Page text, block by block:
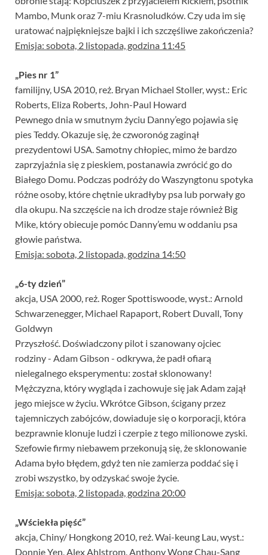
Mambo, Munk oraz 7-miu Krasnoludków. Czy uda im się
uratować najpiękniejsze bajki i ich szczęśliwe zakończenia?
Emisja: sobota, 2 listopada, godzina 11:45
„Pies nr 1”
familijny, USA 2010, reż. Bryan Michael Stoller, wyst.: Eric
Roberts, Eliza Roberts, John-Paul Howard
Pewnego dnia w smutnym życiu Danny’ego pojawia się
pies Teddy. Okazuje się, że czworonóg zaginął
prezydentowi USA. Samotny chłopiec, mimo że bardzo
zaprzyjaźnia się z pieskiem, postanawia zwrócić go do
Białego Domu. Podczas podróży do Waszyngtonu spotyka
różne osoby, które chętnie ukradłyby psa lub porwały go
dla okupu. Na szczęście na ich drodze staje również Big
Mike, który obiecuje pomóc Danny’emu w oddaniu psa
głowie państwa.
Emisja: sobota, 2 listopada, godzina 14:50
„6-ty dzień”
akcja, USA 2000, reż. Roger Spottiswoode, wyst.: Arnold
Schwarzenegger, Michael Rapaport, Robert Duvall, Tony
Goldwyn
Przyszłość. Doświadczony pilot i szanowany ojciec
rodziny - Adam Gibson - odkrywa, że padł ofiarą
nielegalnego eksperymentu: został sklonowany!
Mężczyzna, który wygląda i zachowuje się jak Adam zajął
jego miejsce w życiu. Wkrótce Gibson, ścigany przez
tajemniczych zabójców, dowiaduje się o korporacji, która
bezprawnie klonuje ludzi i czerpie z tego milionowe zyski.
Szefowie firmy niebawem przekonują się, że sklonowanie
Adama było błędem, gdyż ten nie zamierza poddać się i
zrobi wszystko, by odzyskać swoje życie.
Emisja: sobota, 2 listopada, godzina 20:00
„Wściekła pięść”
akcja, Chiny/ Hongkong 2010, reż. Wai-keung Lau, wyst.:
Donnie Yen, Alex Ahlstrom, Anthony Wong Chau-Sang